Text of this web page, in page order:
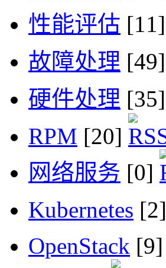
性能评估 [11]
故障处理 [49]
硬件处理 [35]
RPM [20]
网络服务 [0]
Kubernetes [2]
OpenStack [9]